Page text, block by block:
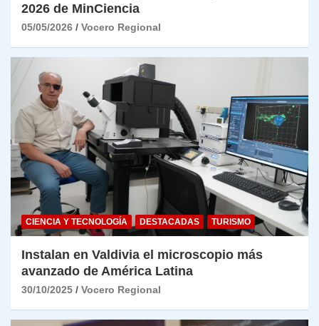
2026 de MinCiencia
05/05/2026 Vocero Regional
CIENCIA Y TECNOLOGÍA DESTACADAS TURISMO
Instalan en Valdivia el microscopio más
avanzado de América Latina
30/10/2025 Vocero Regional